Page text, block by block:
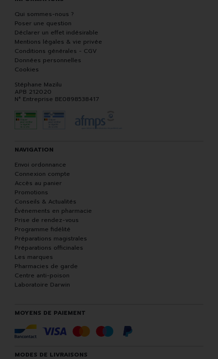
Qui sommes-nous ?
Poser une question
Déclarer un effet indésirable
Mentions légales & vie privée
Conditions générales - CGV
Données personnelles
Cookies
Stéphane Mazilu
APB 212020
N° Entreprise BE0898538417
NAVIGATION
Envoi ordonnance
Connexion compte
Accès au panier
Promotions
Conseils & Actualités
Événements en pharmacie
Prise de rendez-vous
Programme fidélité
Préparations magistrales
Préparations officinales
Les marques
Pharmacies de garde
Centre anti-poison
Laboratoire Darwin
MOYENS DE PAIEMENT
MODES DE LIVRAISONS